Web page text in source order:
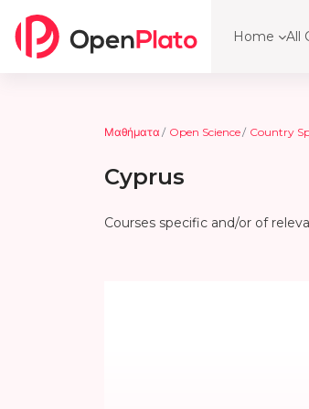
Μετάβαση στο κεντρικό περιεχόμενο
Home All
Μαθήματα Open Science Country
Cyprus
Courses specific and/or of